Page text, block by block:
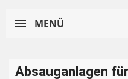
MENÜ
Absauganlagen